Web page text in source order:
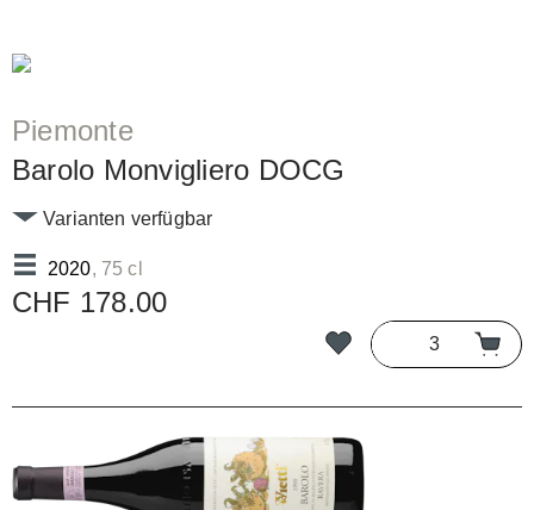
Piemonte
Barolo Monvigliero DOCG
2020, 75 cl
Varianten verfügbar
CHF 178.00